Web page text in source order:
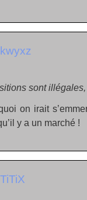
kwyxz
sont
on irait
y a un marché !
TiTiX